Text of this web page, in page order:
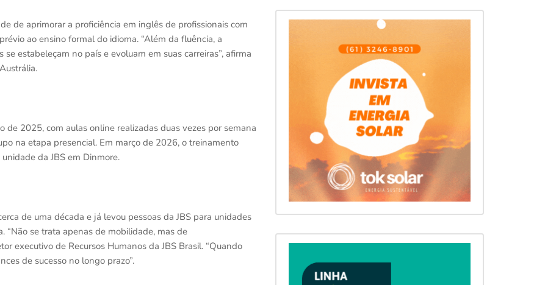
de aprimorar a proficiência em inglês de profissionais com
ao ensino formal do idioma. “Além da fluência, a
estabeleçam no país e evoluam em suas carreiras”, afirma
2025, com aulas online realizadas duas vezes por semana
na etapa presencial. Em março de 2026, o treinamento
da JBS em Dinmore.
de uma década e já levou pessoas da JBS para unidades
“Não se trata apenas de mobilidade, mas de
executivo de Recursos Humanos da JBS Brasil. “Quando
de sucesso no longo prazo”.